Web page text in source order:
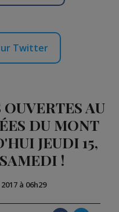
Twitter
AU
DU MONT
JEUDI 15,
!
à 06h29